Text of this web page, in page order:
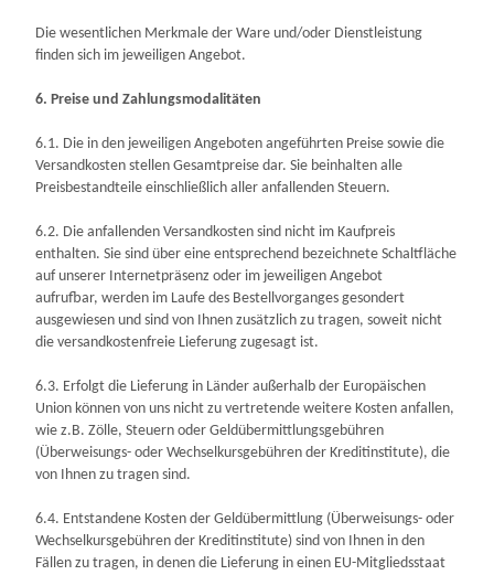
Die wesentlichen Merkmale der Ware und/oder Dienstleistung
finden sich im jeweiligen Angebot.
6. Preise und Zahlungsmodalitäten
6.1. Die in den jeweiligen Angeboten angeführten Preise sowie die
Versandkosten stellen Gesamtpreise dar. Sie beinhalten alle
Preisbestandteile einschließlich aller anfallenden Steuern.
6.2. Die anfallenden Versandkosten sind nicht im Kaufpreis
enthalten. Sie sind über eine entsprechend bezeichnete Schaltfläche
auf unserer Internetpräsenz oder im jeweiligen Angebot
aufrufbar, werden im Laufe des Bestellvorganges gesondert
ausgewiesen und sind von Ihnen zusätzlich zu tragen, soweit nicht
die versandkostenfreie Lieferung zugesagt ist.
6.3. Erfolgt die Lieferung in Länder außerhalb der Europäischen
Union können von uns nicht zu vertretende weitere Kosten anfallen,
wie z.B. Zölle, Steuern oder Geldübermittlungsgebühren
(Überweisungs- oder Wechselkursgebühren der Kreditinstitute), die
von Ihnen zu tragen sind.
6.4. Entstandene Kosten der Geldübermittlung (Überweisungs- oder
Wechselkursgebühren der Kreditinstitute) sind von Ihnen in den
Fällen zu tragen, in denen die Lieferung in einen EU-Mitgliedsstaat